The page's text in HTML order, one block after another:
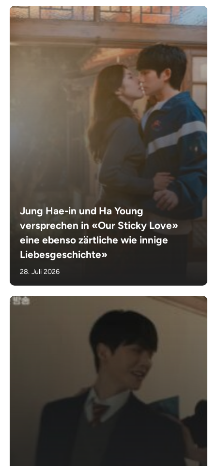
Jung Hae-in und Ha Young
versprechen in «Our Sticky Love»
eine ebenso zärtliche wie innige
Liebesgeschichte»
28. Juli 2026